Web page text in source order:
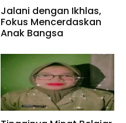
Jalani dengan Ikhlas,
Fokus Mencerdaskan
Anak Bangsa